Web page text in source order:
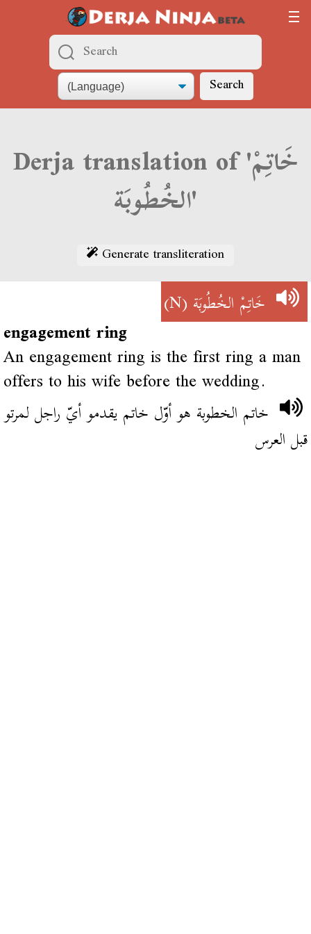
Search
Derja translation of 'خَاتِمْ
الخُطُوبَة'
Generate transliteration
خَاتِمْ الخُطُوبَة(N)
engagement ring
An engagement ring is the first ring a man
offers to his wife before the wedding.
خاتم الخطوبة هو أوّل خاتم يقدمو أيّ راجل لمرتو
قبل العرس